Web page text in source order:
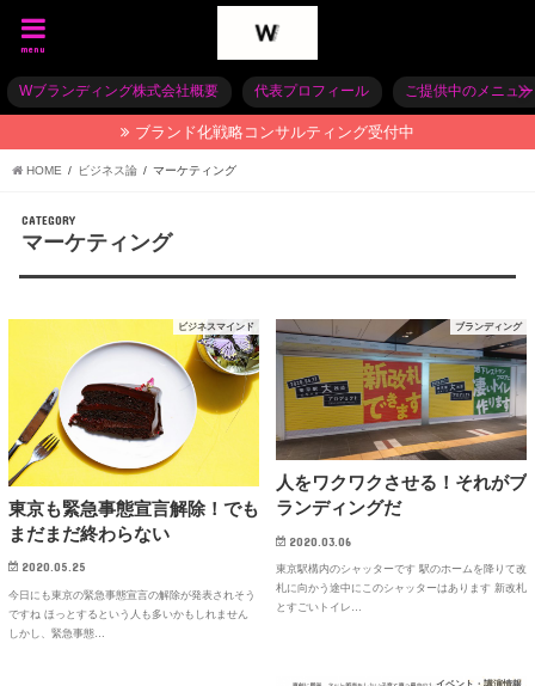
menu
Wブランディング株式会社概要 代表プロフィール ご提供中のメニュー
ブランド化戦略コンサルティング受付中
HOME ビジネス論 マーケティング
CATEGORY
マーケティング
ビジネスマインド
東京も緊急事態宣言解除！でも
まだまだ終わらない
2020.05.25
今日にも東京の緊急事態宣言の解除が発表されそう
ですね ほっとするという人も多いかもしれません
しかし、緊急事態…
ブランディング
人をワクワクさせる！それがブ
ランディングだ
2020.03.06
東京駅構内のシャッターです 駅のホームを降りて改
札に向かう途中にこのシャッターはあります 新改札
とすごいトイレ…